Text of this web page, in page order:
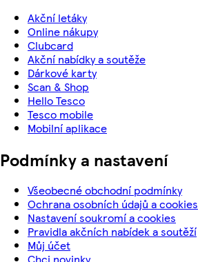
Akční letáky
Online nákupy
Clubcard
Akční nabídky a soutěže
Dárkové karty
Scan & Shop
Hello Tesco
Tesco mobile
Mobilní aplikace
Podmínky a nastavení
Všeobecné obchodní podmínky
Ochrana osobních údajů a cookies
Nastavení soukromí a cookies
Pravidla akčních nabídek a soutěží
Můj účet